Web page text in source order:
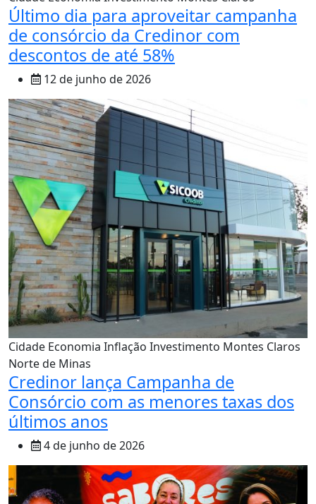
Último dia para aproveitar campanha
de consórcio da Credinor com
descontos de até 58%
12 de junho de 2026
Cidade Economia Inflação Investimento Montes Claros
Norte de Minas
Credinor lança Campanha de
Consórcio com as menores taxas dos
últimos anos
4 de junho de 2026